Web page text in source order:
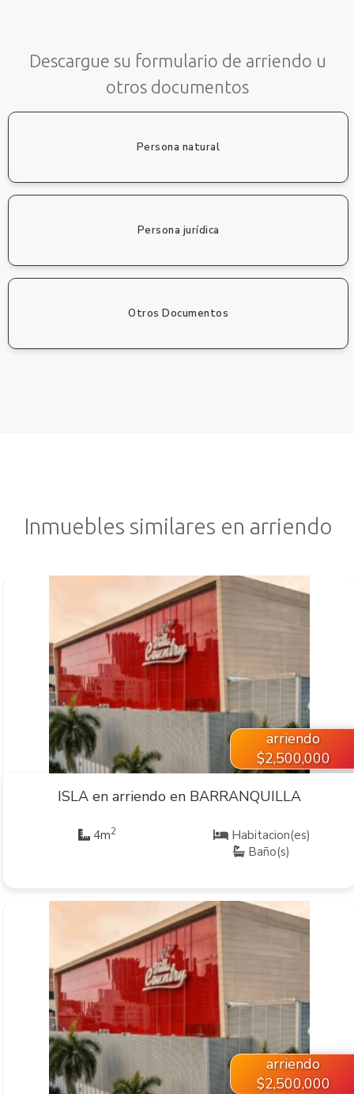
Descargue su formulario de arriendo u
otros documentos
Persona natural
Persona jurídica
Otros Documentos
Inmuebles similares en arriendo
VER INMUEBLE
arriendo
$2,500,000
ISLA en arriendo en BARRANQUILLA
4m2
Habitacion(es)
Baño(s)
VER INMUEBLE
arriendo
$2,500,000